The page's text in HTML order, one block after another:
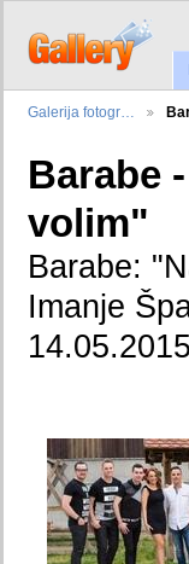
Galerija fotogr…
Barabe
volim"
Barabe:
Imanje